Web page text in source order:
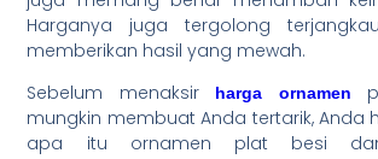
Harganya juga tergolong
memberikan hasil yang mewah.
Sebelum menaksir
harga ornamen
mungkin membuat Anda tertarik, Anda
apa itu ornamen plat besi